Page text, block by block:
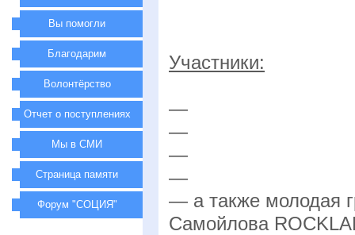
Участники:
—
—
—
—
— а также молодая
Самойлова
Вы помогли
Благодарим
Волонтёрство
Отчет о поступлениях
Мы в СМИ
Страница памяти
Форум "СОЦИЯ"